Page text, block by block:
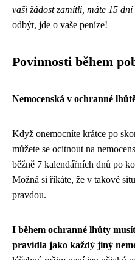
vaši žádost zamítli, máte 15
odbýt, jde o vaše peníze!
Povinnosti během
Nemocenská v ochranné
Když onemocníte krátce po
můžete se ocitnout na
běžně 7 kalendářních dnů po
Možná si říkáte, že v takové
pravdou.
I během ochranné lhůty
pravidla jako každý jiný